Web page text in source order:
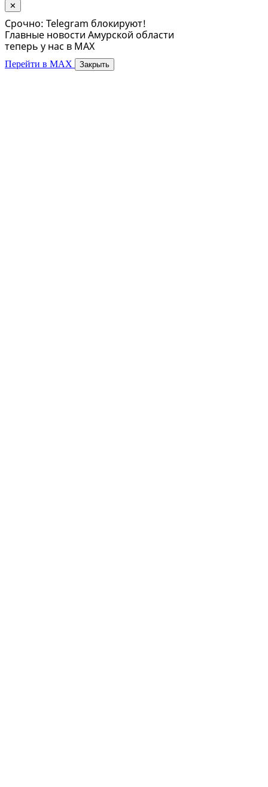
✕
Срочно: Telegram блокируют!
Главные новости Амурской области
теперь у нас в MAX
Перейти в MAX Закрыть